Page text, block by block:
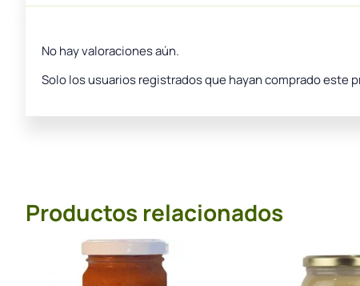
No hay valoraciones aún.
Solo los usuarios registrados que hayan comprado este
Productos relacionados